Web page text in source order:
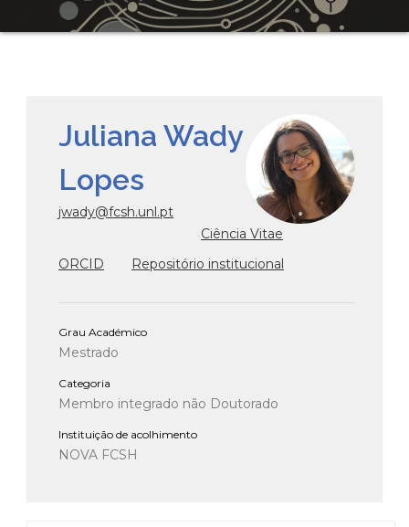
Juliana Wady
Lopes
jwady@fcsh.unl.pt
Ciência Vitae
ORCID
Repositório institucional
Grau Académico
Mestrado
Categoria
Membro integrado não Doutorado
Instituição de acolhimento
NOVA FCSH